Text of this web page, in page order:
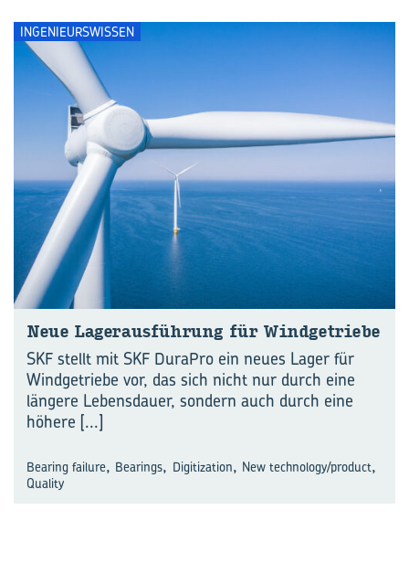
INGENIEURSWISSEN
Neue La­ger­aus­füh­rung für Wind­ge­trie­be
SKF stellt mit SKF DuraPro ein neues Lager für
Windgetriebe vor, das sich nicht nur durch eine
längere Lebensdauer, sondern auch durch eine
höhere [...]
Bearing failure, Bearings, Digitization, New technology/product,
Quality